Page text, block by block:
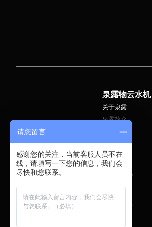
泉露物云水机
关于泉露
泉露简介
泉露荣誉
技术实力
泉露风采
泉露大事记
企业新闻
媒体看泉露
请您留言
感谢您的关注，当前客服人员不在
线，请填写一下您的信息，我们会
尽快和您联系。